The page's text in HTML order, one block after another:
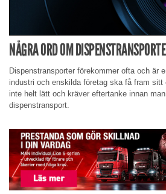
NÅGRA ORD OM
Dispenstransporter förekommer ofta och är
industri och enskilda företag ska få fram sitt
inte helt lätt och kräver eftertanke innan
dispenstransport.